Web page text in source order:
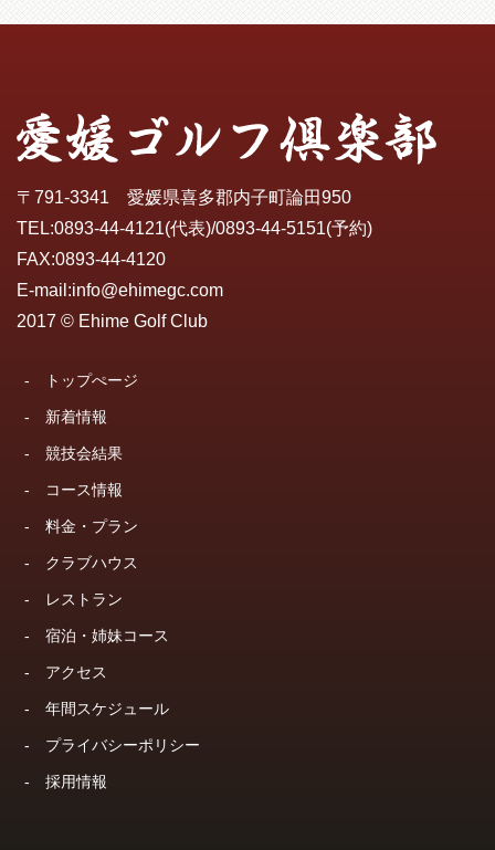
〒791-3341 愛媛県喜多郡内子町論田950
TEL:0893-44-4121(代表)/0893-44-5151(予約)
FAX:0893-44-4120
E-mail:info@ehimegc.com
2017 © Ehime Golf Club
- トップぺージ
- 新着情報
- 競技会結果
- コース情報
- 料金・プラン
- クラブハウス
- レストラン
- 宿泊・姉妹コース
- アクセス
- 年間スケジュール
- プライバシーポリシー
- 採用情報